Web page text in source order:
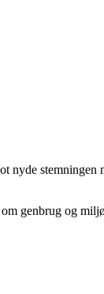
nyde stemningen
genbrug og